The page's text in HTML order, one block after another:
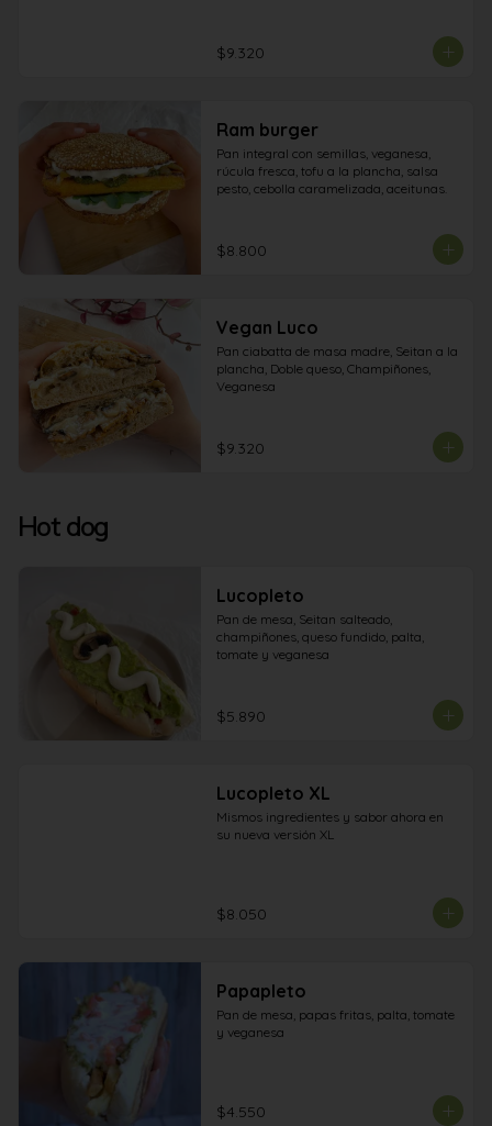
$9.320
Ram burger
Pan integral con semillas, veganesa,
rúcula fresca, tofu a la plancha, salsa
pesto, cebolla caramelizada, aceitunas.
$8.800
Vegan Luco
Pan ciabatta de masa madre, Seitan a la
plancha, Doble queso, Champiñones,
Veganesa
$9.320
Hot dog
Lucopleto
Pan de mesa, Seitan salteado,
champiñones, queso fundido, palta,
tomate y veganesa
$5.890
Lucopleto XL
Mismos ingredientes y sabor ahora en
su nueva versión XL
$8.050
Papapleto
Pan de mesa, papas fritas, palta, tomate
y veganesa
$4.550